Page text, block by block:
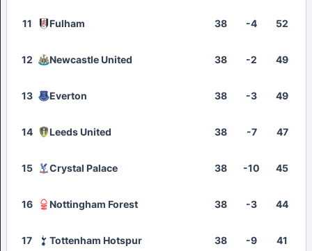
11 Fulham 38 -4 52
12 Newcastle United 38 -2 49
13 Everton 38 -3 49
14 Leeds United 38 -7 47
15 Crystal Palace 38 -10 45
16 Nottingham Forest 38 -3 44
17 Tottenham Hotspur 38 -9 41